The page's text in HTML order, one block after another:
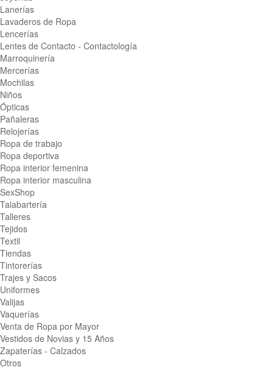
Lanerías
Lavaderos de Ropa
Lencerías
Lentes de Contacto - Contactología
Marroquinería
Mercerías
Mochilas
Niños
Ópticas
Pañaleras
Relojerías
Ropa de trabajo
Ropa deportiva
Ropa interior femenina
Ropa interior masculina
SexShop
Talabartería
Talleres
Tejidos
Textil
Tiendas
Tintorerías
Trajes y Sacos
Uniformes
Valijas
Vaquerías
Venta de Ropa por Mayor
Vestidos de Novias y 15 Años
Zapaterías - Calzados
Otros